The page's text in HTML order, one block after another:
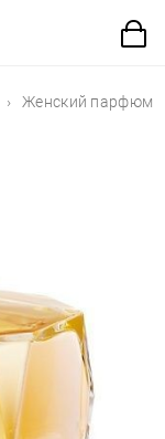
Женский парфюм